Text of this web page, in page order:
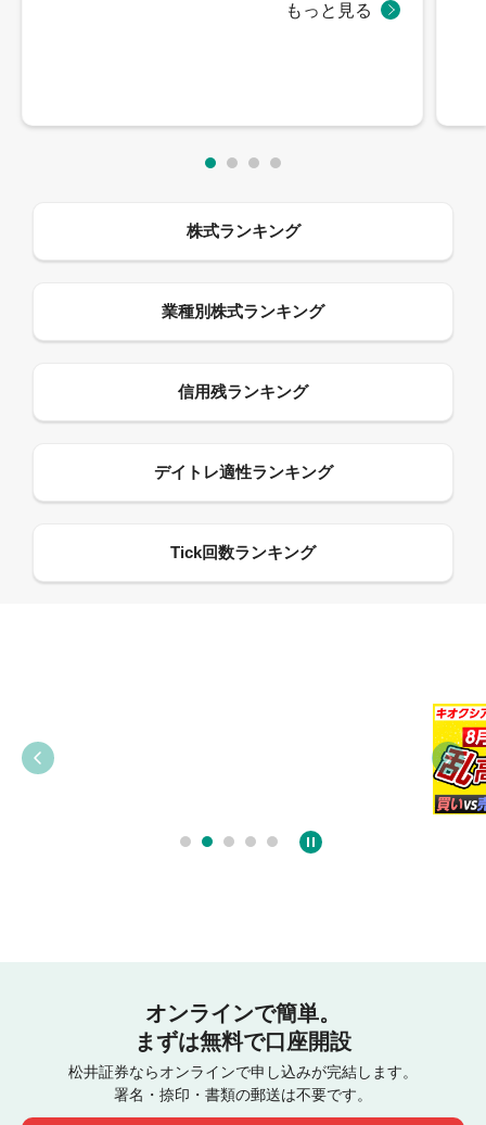
オンラインで簡単。
まずは無料で口座開設
松井証券ならオンラインで申し込みが完結します。
署名・捺印・書類の郵送は不要です。